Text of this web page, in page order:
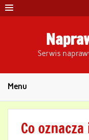
Skip
to
content
Serwis
Menu
Co